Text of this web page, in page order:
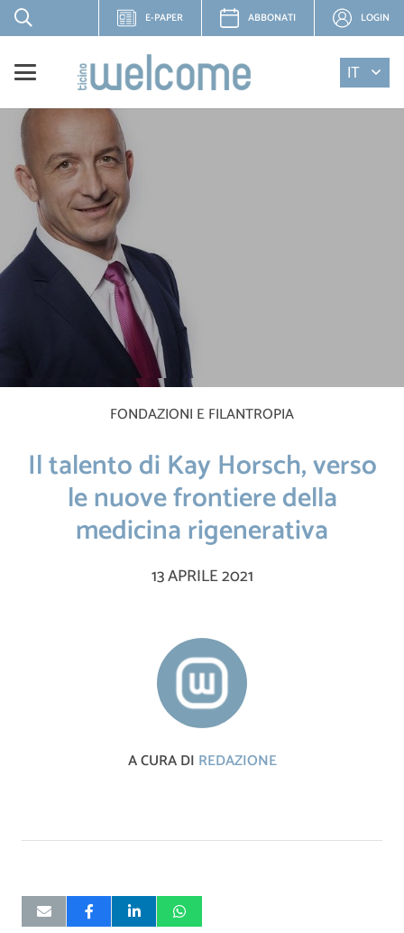
E-PAPER ABBONATI LOGIN
IT
FONDAZIONI E FILANTROPIA
Il talento di Kay Horsch, verso
le nuove frontiere della
medicina rigenerativa
13 APRILE 2021
A CURA DI REDAZIONE